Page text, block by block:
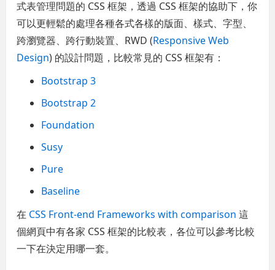
式表管理問題的 CSS 框架，透過 CSS 框架的協助下，你
可以更輕鬆的處理各種各式各樣的版面、樣式、字型、
跨瀏覽器、跨行動裝置、RWD (Responsive Web
Design) 的設計問題，比較常見的 CSS 框架有：
Bootstrap 3
Bootstrap 2
Foundation
Susy
Pure
Baseline
在 CSS Front-end Frameworks with comparison 這
個網頁中有各家 CSS 框架的比較表，各位可以參考比較
一下在決定用哪一套。